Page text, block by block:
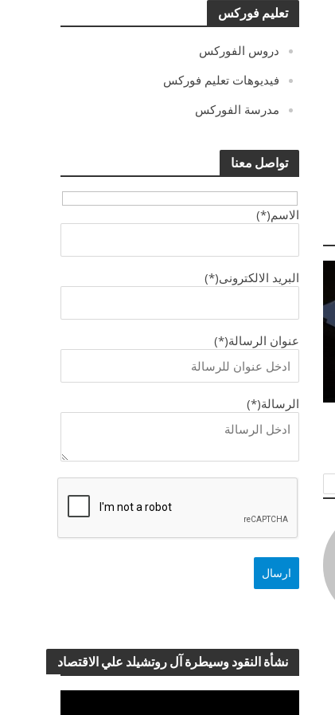
تعليم فوركس
دروس الفوركس
فيديوهات تعليم فوركس
مدرسة الفوركس
تواصل معنا
الاسم(*)
البريد الالكترونى(*)
عنوان الرسالة(*)
الرسالة(*)
نشأة النقود وسيطرة آل روتشيلد علي الاقتصاد